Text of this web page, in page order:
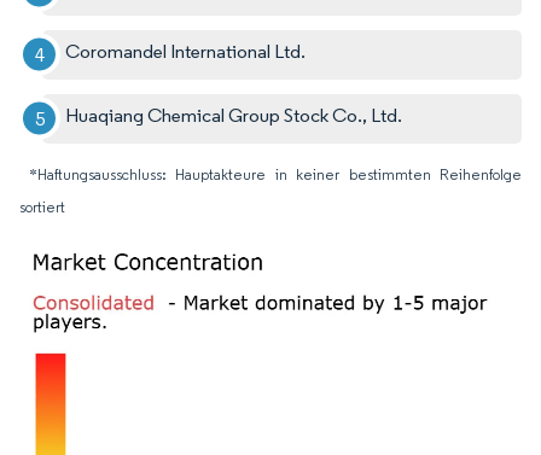
Coromandel International Ltd.
Huaqiang Chemical Group Stock Co., Ltd.
*Haftungsausschluss: Hauptakteure in keiner bestimmten Reihenfolge
sortiert